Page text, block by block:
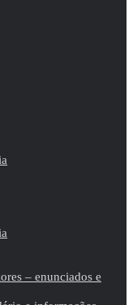
– enunciados e